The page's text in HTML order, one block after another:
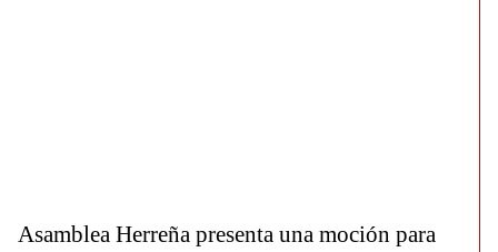
Asamblea Herreña presenta una moción para